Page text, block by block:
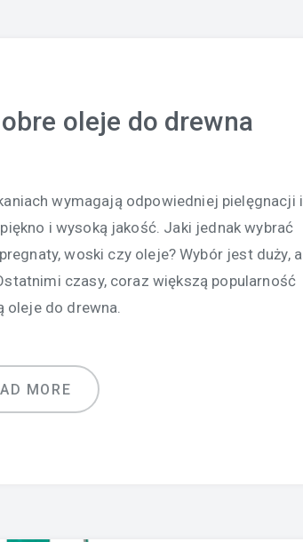
oleje do drewna
wymagają odpowiedniej pielęgnacji i
i wysoką jakość. Jaki jednak wybrać
woski czy oleje? Wybór jest duży, a
czasy, coraz większą popularność
oleje do drewna.
MORE